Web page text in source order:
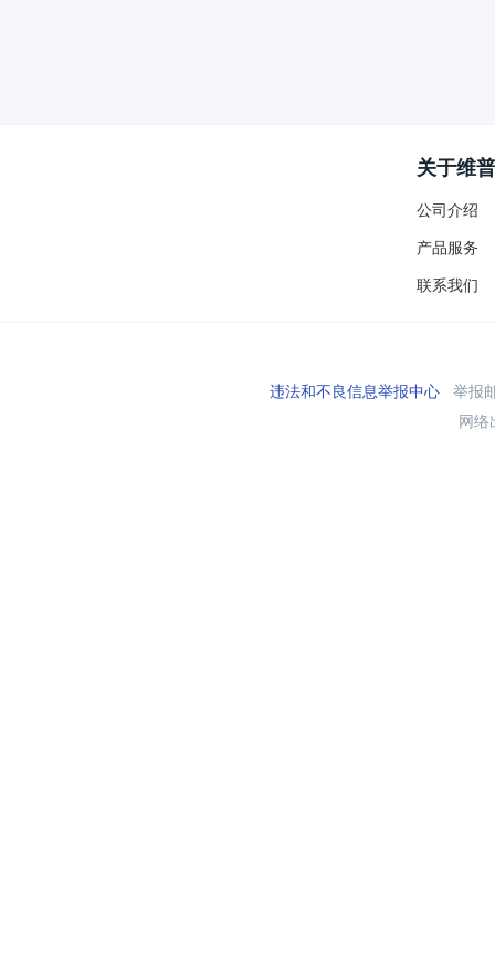
关于维普
公司介绍
产品服务
联系我们
违法和不良信息举报中心举报
网